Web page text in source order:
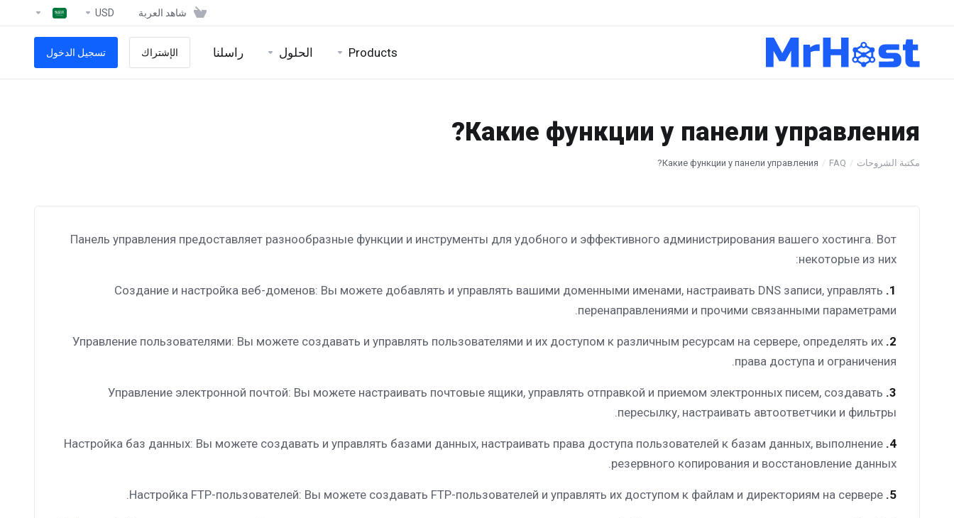
شاهد العربة USD
Products الحلول راسلنا الإشتراك تسجيل الدخول
Какие функции у панели управления?
مكتبة الشروحات FAQ
Какие функции у панели управления?
Панель управления предоставляет разнообразные функции и инструменты для удобного и эффективного администрирования вашего хостинга. Вот
некоторые из них:
1.
Создание и настройка веб-доменов: Вы можете добавлять и управлять вашими доменными именами, настраивать DNS записи, управлять
перенаправлениями и прочими связанными параметрами.
2.
Управление пользователями: Вы можете создавать и управлять пользователями и их доступом к различным ресурсам на сервере, определять их
права доступа и ограничения.
3.
Управление электронной почтой: Вы можете настраивать почтовые ящики, управлять отправкой и приемом электронных писем, создавать
пересылку, настраивать автоответчики и фильтры.
4.
Настройка баз данных: Вы можете создавать и управлять базами данных, настраивать права доступа пользователей к базам данных, выполнение
резервного копирования и восстановление данных.
5.